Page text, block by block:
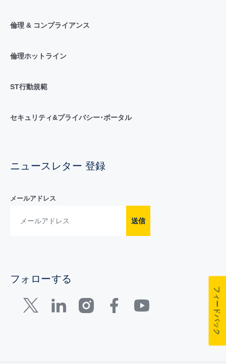
倫理 & コンプライアンス
倫理ホットライン
ST行動規範
セキュリティ&プライバシー･ポータル
ニュースレター 登録
メールアドレス
送信
フォローする
フィードバック